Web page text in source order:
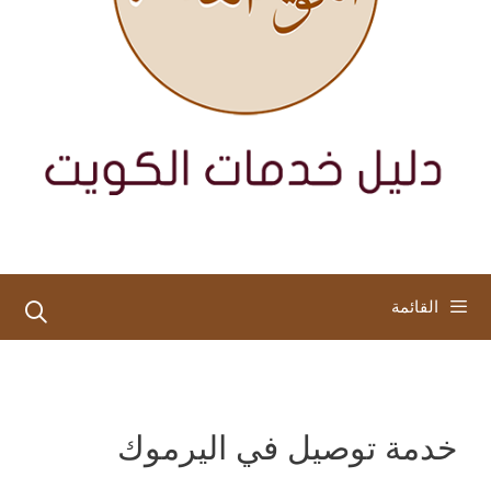
القائمة
خدمة توصيل في اليرموك